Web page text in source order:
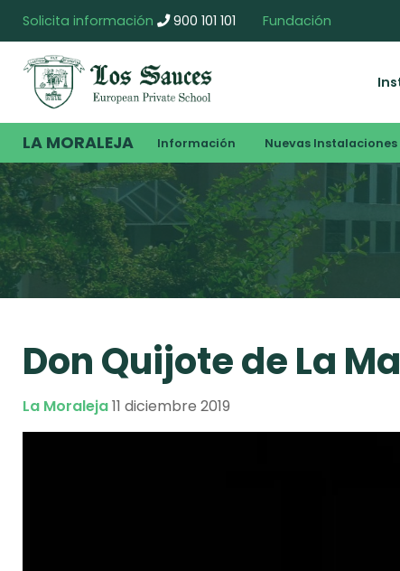
Solicita información 900 101 101 Fundación
LA MORALEJA Información Nuevas
Don Quijote de La
La Moraleja11 diciembre 2019